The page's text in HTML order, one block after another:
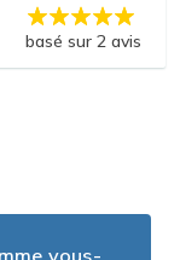
basé sur 2 avis
vous-